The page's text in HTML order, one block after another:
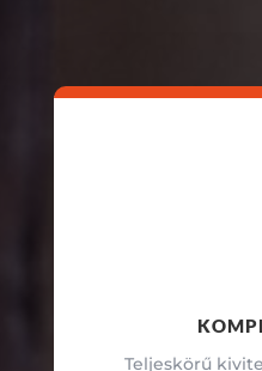
Teljeskörű